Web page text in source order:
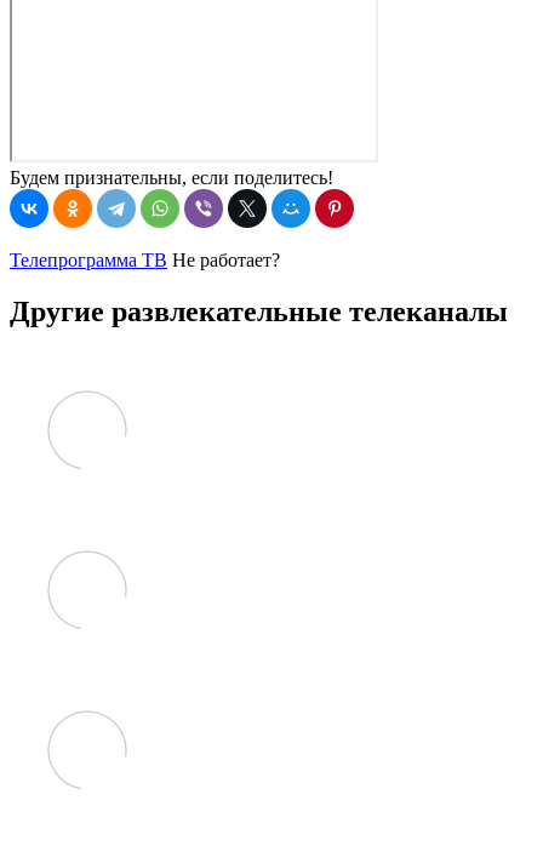
Будем признательны, если поделитесь!
Телепрограмма ТВ Не работает?
Другие развлекательные телеканалы